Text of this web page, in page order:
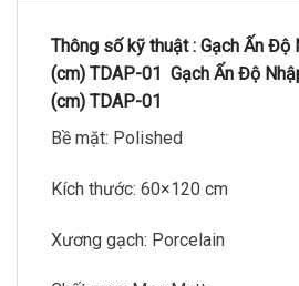
Thông số kỹ thuật : Gạch Ấn Độ
(cm) TDAP-01 Gạch Ấn Độ
(cm) TDAP-01
Bề mặt: Polished
Kích thước: 60×120 cm
Xương gạch: Porcelain